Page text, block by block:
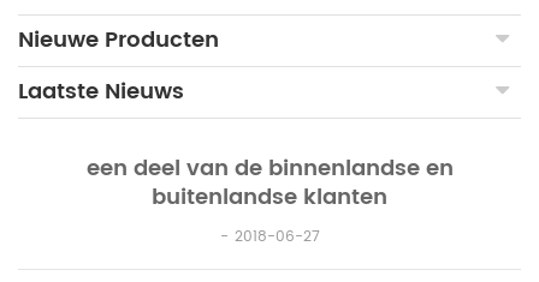
Nieuwe Producten
Laatste Nieuws
een deel van de binnenlandse en
buitenlandse klanten
2018-06-27